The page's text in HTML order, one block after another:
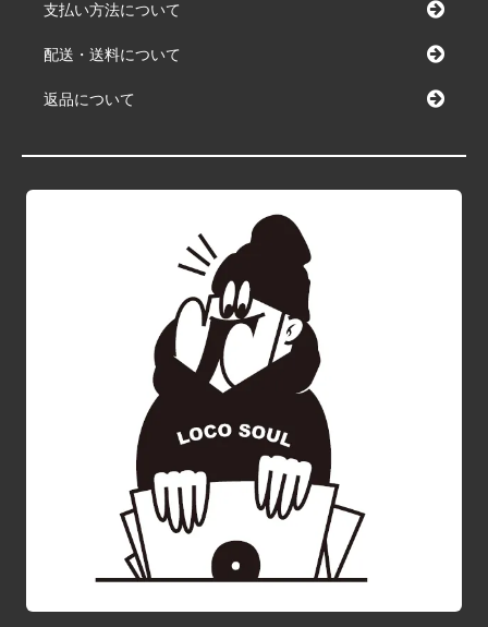
支払い方法について
配送・送料について
返品について